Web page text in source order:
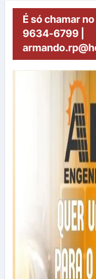
É só chamar
9634-6799 |